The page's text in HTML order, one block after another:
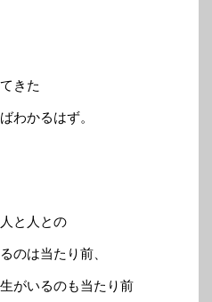
きた
わかるはず。
と人との
のは当たり前、
がいるのも当たり前